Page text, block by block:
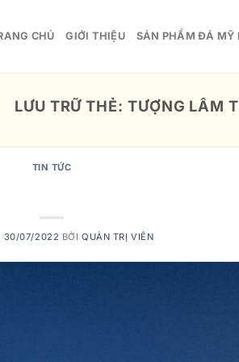
CHỦ GIỚI THIỆU SẢN PHẨM ĐÁ MỸ
LƯU TRỮ THẺ: TƯỢNG LÂM
TIN TỨC
30/07/2022 BỞIQUẢN TRỊ VIÊN